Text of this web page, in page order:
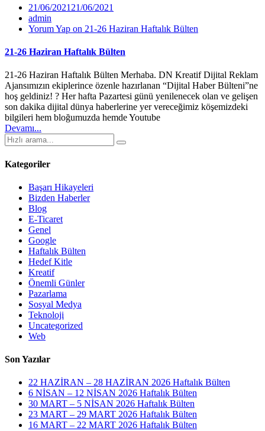
21/06/2021 21/06/2021
admin
Yorum Yap on 21-26 Haziran Haftalık Bülten
21-26 Haziran Haftalık Bülten
21-26 Haziran Haftalık Bülten Merhaba. DN Kreatif Dijital Reklam
Ajansımızın ekiplerince özenle hazırlanan “Dijital Haber Bülteni”ne
hoş geldiniz! ? Her hafta Pazartesi günü yenilenecek olan ve gelişen
son dakika dijital dünya haberlerine yer vereceğimiz köşemizdeki
bilgileri hem bloğumuzda hemde Youtube
Devamı...
Kategoriler
Başarı Hikayeleri
Bizden Haberler
Blog
E-Ticaret
Genel
Google
Haftalık Bülten
Hedef Kitle
Kreatif
Önemli Günler
Pazarlama
Sosyal Medya
Teknoloji
Uncategorized
Web
Son Yazılar
22 HAZİRAN – 28 HAZİRAN 2026 Haftalık Bülten
6 NİSAN – 12 NİSAN 2026 Haftalık Bülten
30 MART – 5 NİSAN 2026 Haftalık Bülten
23 MART – 29 MART 2026 Haftalık Bülten
16 MART – 22 MART 2026 Haftalık Bülten